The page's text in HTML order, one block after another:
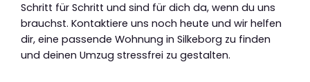
Schritt für Schritt und sind für dich da, wenn du uns
brauchst. Kontaktiere uns noch heute und wir helfen
dir, eine passende Wohnung in Silkeborg zu finden
und deinen Umzug stressfrei zu gestalten.